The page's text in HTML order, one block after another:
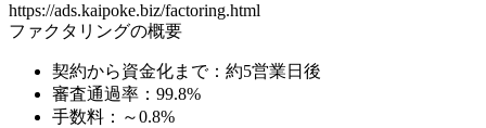
https://ads.kaipoke.biz/factoring.html
ファクタリングの概要
契約から資金化まで：約5営業日後
審査通過率：99.8%
手数料：～0.8%